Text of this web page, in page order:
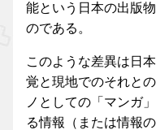
能という日本の出版
のである。
このような差異は日
覚と現地でのそれと
ノとしての「マンガ
る情報（または情報